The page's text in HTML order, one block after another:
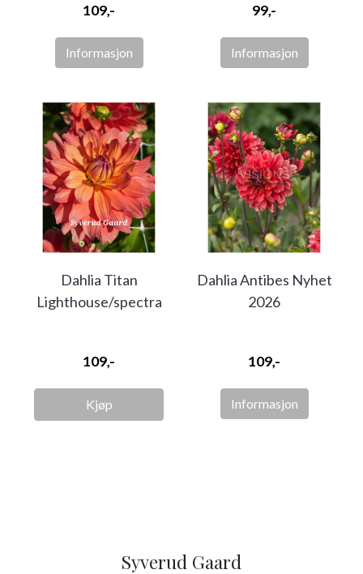
109,-
Informasjon
99,-
Informasjon
Dahlia Titan
Lighthouse/spectra
109,-
Kjøp
Dahlia Antibes Nyhet
2026
109,-
Informasjon
Syverud Gaard